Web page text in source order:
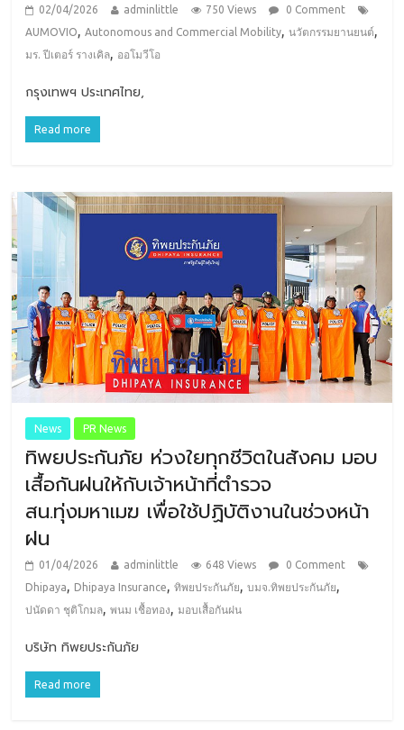
02/04/2026 adminlittle 750 Views
0 Comment
AUMOVIO,Autonomous and Commercial Mobility,นวัตกรรมยานยนต์,
มร. ปีเตอร์ รางเคิล, ออโมวีโอ
กรุงเทพฯ ประเทศไทย,
Read more
News PR News
ทิพยประกันภัย ห่วงใยทุกชีวิตในสังคม มอบ
เสื้อกันฝนให้กับเจ้าหน้าที่ตำรวจ
สน.ทุ่งมหาเมฆ เพื่อใช้ปฏิบัติงานในช่วงหน้า
ฝน
01/04/2026 adminlittle 648 Views
0 Comment
Dhipaya, Dhipaya Insurance,ทิพยประกันภัย,บมจ.ทิพยประกันภัย,
ปนัดดา ชุติโกมล,พนม เชื้อทอง,มอบเสื้อกันฝน
บริษัท ทิพยประกันภัย
Read more